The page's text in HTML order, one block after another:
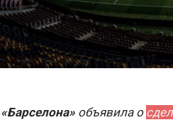
«Барселона» объявила о